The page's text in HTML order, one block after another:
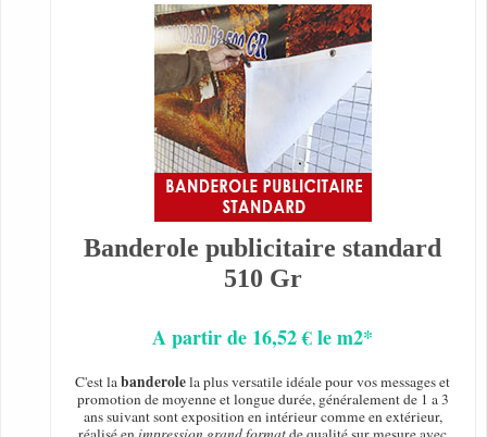
Banderole publicitaire standard
510 Gr
A partir de 16,52 € le m2*
C'est labanderolela plus versatile idéale pour vos messages et
promotion de moyenne et longue durée, généralement de 1 a 3
ans suivant sont exposition en intérieur comme en extérieur,